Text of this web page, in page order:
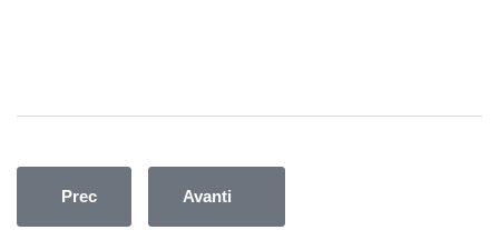
Articolo precedente: CORSO BASE PER TUTOR CLINICI-
Prec Articolo successivo: Percorso
Avanti